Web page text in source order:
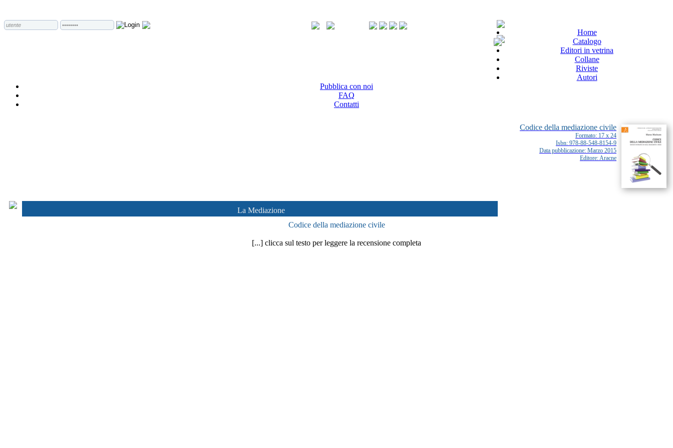
Home
Catalogo
Editori in vetrina
Collane
Riviste
Autori
Pubblica con noi
FAQ
Contatti
Codice della mediazione civile
Formato: 17 x 24
Isbn: 978-88-548-8154-9
Data pubblicazione: Marzo 2015
Editore: Aracne
La Mediazione
Codice della mediazione civile
[...] clicca sul testo per leggere la recensione completa